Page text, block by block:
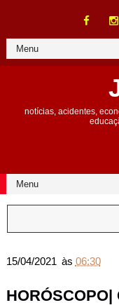
notícias, acidentes,
15/04/2021 às 06:30